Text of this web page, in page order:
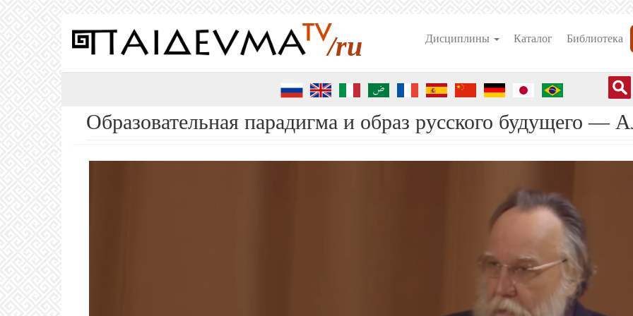
Перейти
основному
содержанию
/ru Дисциплины Каталог Библиотека
Образовательная парадигма и образ русского будущего —